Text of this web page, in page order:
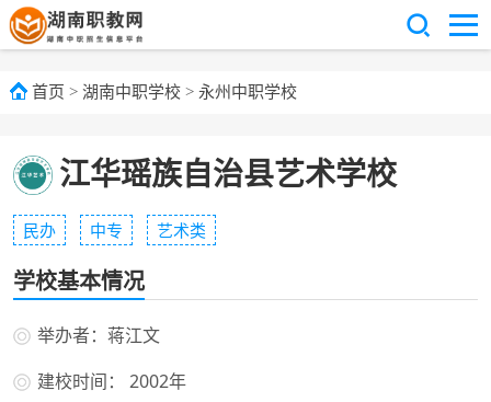
首页 > 湖南中职学校 > 永州中职学校
江华瑶族自治县艺术学校
民办 中专 艺术类
学校基本情况
举办者：蒋江文
建校时间： 2002年